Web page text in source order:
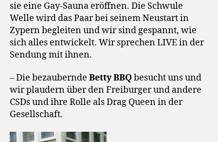
sie eine Gay-Sauna eröffnen. Die Schwule
Welle wird das Paar bei seinem Neustart in
Zypern begleiten und wir sind gespannt, wie
sich alles entwickelt. Wir sprechen LIVE in der
Sendung mit ihnen.
– Die bezaubernde Betty BBQbesucht uns und
wir plaudern über den Freiburger und andere
CSDs und ihre Rolle als Drag Queen in der
Gesellschaft.